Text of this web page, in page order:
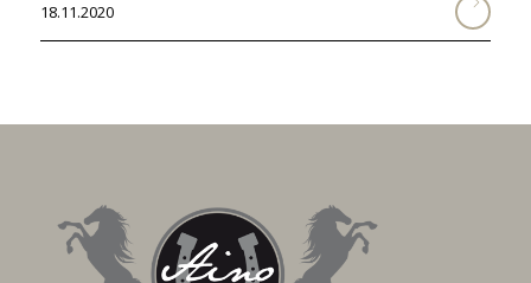
18.11.2020